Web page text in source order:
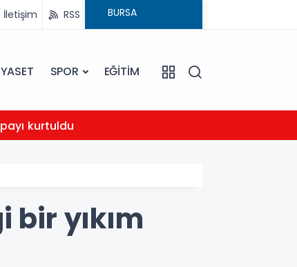
İletişim RSS
SPOR EĞİTİM
kurtuldu
yıkım